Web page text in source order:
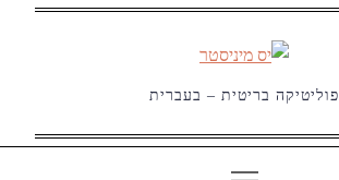
פוליטיקה בריטית – בעברית